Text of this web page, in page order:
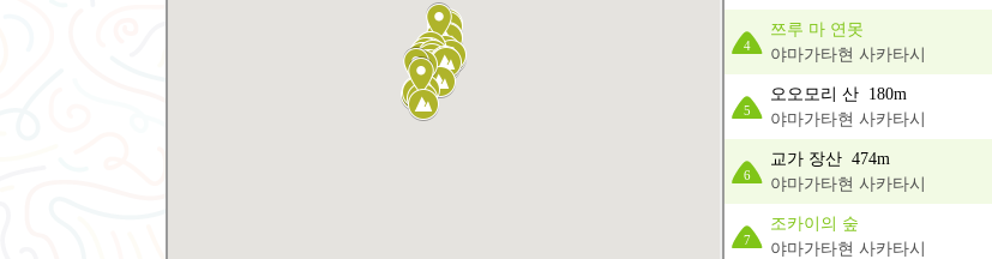
4
쯔루 마 연못
야마가타현 사카타시
5
오오모리 산 180m
야마가타현 사카타시
6
교가 장산 474m
야마가타현 사카타시
7
조카이의 숲
야마가타현 사카타시